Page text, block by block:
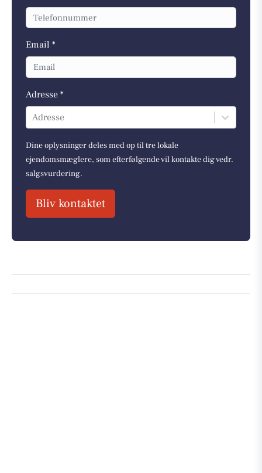
Email *
Adresse *
Adresse
Dine oplysninger deles med op til tre lokale
ejendomsmæglere, som efterfølgende vil kontakte dig vedr.
salgsvurdering.
Bliv kontaktet